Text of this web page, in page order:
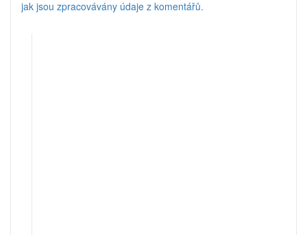
jak jsou zpracovávány údaje z komentářů.